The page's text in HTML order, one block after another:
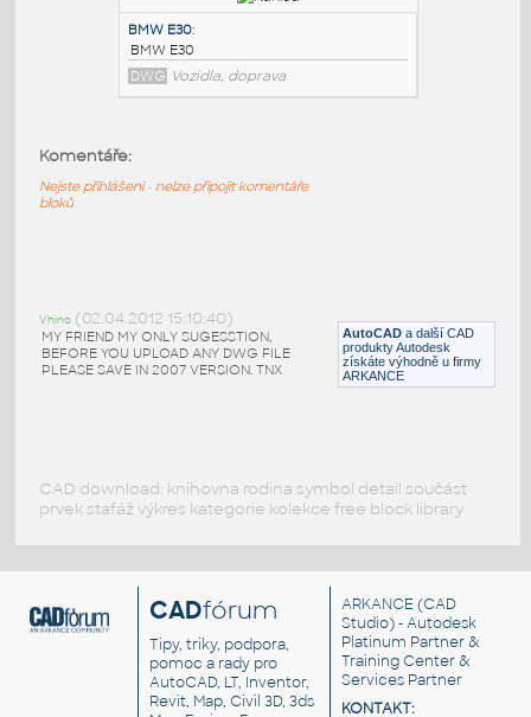
BMW X6 - 2D půdorys
DWG
Vozidla, doprava
DWG Vozidla, doprava AutoCAD a další CAD
produkty Autodesk
získáte výhodně u firmy
ARKANCE
Komentáře:
Nejste přihlášeni - nelze připojit komentáře
bloků
Vhino (02.04.2012 15:10:40)
MY FRIEND MY ONLY SUGESSTION,
BEFORE YOU UPLOAD ANY DWG FILE
PLEASE SAVE IN 2007 VERSION. TNX
CAD download: knihovna rodina symbol detail součást
prvek stafáž výkres kategorie kolekce free block library
CADfórum
Tipy, triky, podpora,
pomoc a rady pro
AutoCAD, LT, Inventor,
Revit, Map, Civil 3D, 3ds
ARKANCE (CAD
Studio) - Autodesk
Platinum Partner &
Training Center &
Services Partner
KONTAKT: